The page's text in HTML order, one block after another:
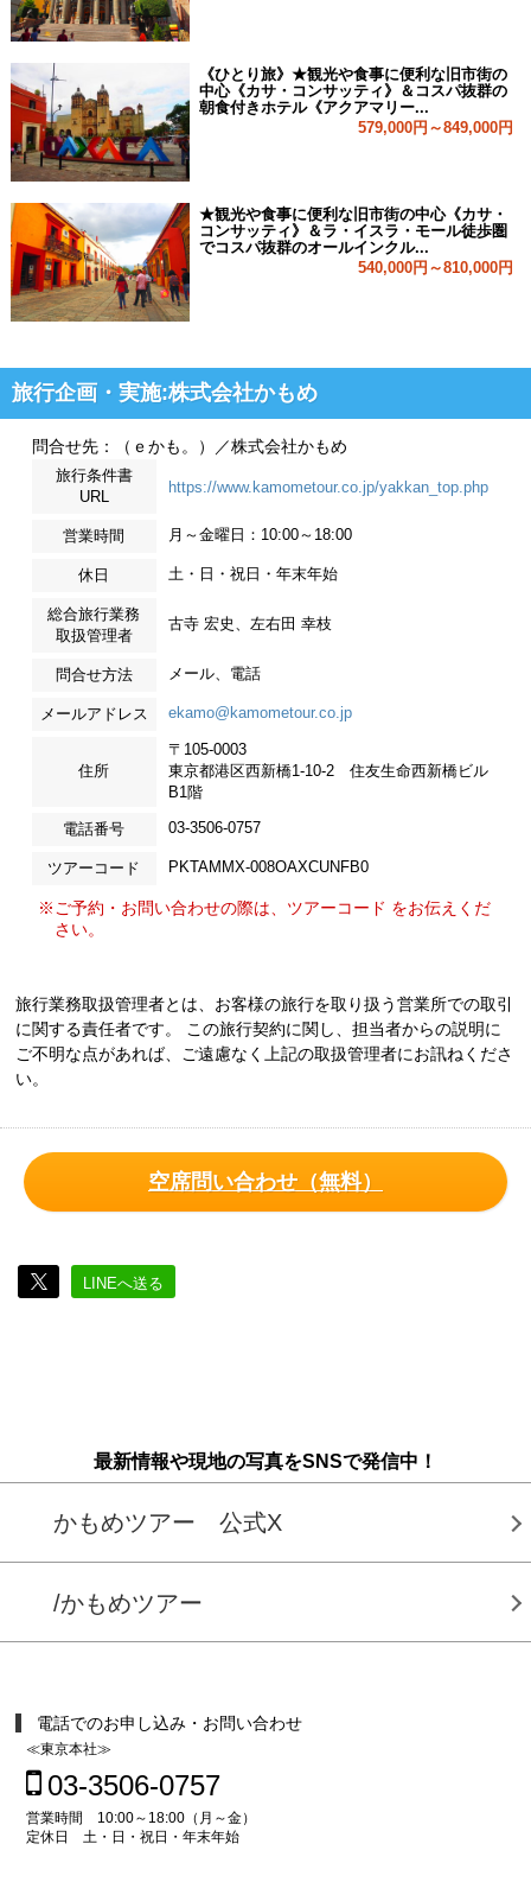
《ひとり旅》★観光や食事に便利な旧市街の
中心《カサ・コンサッティ》＆コスパ抜群の
朝食付きホテル《アクアマリー...
579,000円～849,000円
★観光や食事に便利な旧市街の中心《カサ・
コンサッティ》＆ラ・イスラ・モール徒歩圏
でコスパ抜群のオールインクル...
540,000円～810,000円
旅行企画・実施:株式会社かもめ
問合せ先：（ｅかも。）／株式会社かもめ
旅行条件書
URL
https://www.kamometour.co.jp/yakkan_top.php
営業時間 月～金曜日：10:00～18:00
休日 土・日・祝日・年末年始
総合旅行業務
取扱管理者
古寺 宏史、左右田 幸枝
問合せ方法 メール、電話
メールアドレス ekamo@kamometour.co.jp
住所
〒105-0003
東京都港区西新橋1-10-2 住友生命西新橋ビル
B1階
電話番号 03-3506-0757
ツアーコード PKTAMMX-008OAXCUNFB0
※ご予約・お問い合わせの際は、ツアーコード をお伝えくだ
さい。
旅行業務取扱管理者とは、お客様の旅行を取り扱う営業所での取引
に関する責任者です。 この旅行契約に関し、担当者からの説明に
ご不明な点があれば、ご遠慮なく上記の取扱管理者にお訊ねくださ
い。
空席問い合わせ（無料）
LINEへ送る
最新情報や現地の写真をSNSで発信中！
かもめツアー 公式X
/かもめツアー
電話でのお申し込み・お問い合わせ
≪東京本社≫
03-3506-0757
営業時間 10:00～18:00（月～金）
定休日 土・日・祝日・年末年始